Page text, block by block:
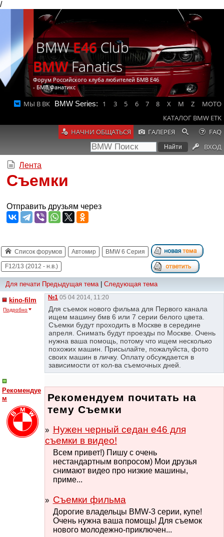
/
BMWE46Club
BMWFanatics
Форум Российского клуба любителей БМВ Е46
- БМВ Фанатикс
МЫ В ВК BMW Series: 1 3 5 6 7 8 X M Z
MOTO
КАТАЛОГ BMW ETK
НАЧНИ ОБЩАТЬСЯ
ГАЛЕРЕЯ
FAQ
ВХОД
Лента
Съемки
Отправить друзьям через
Список форумов Автомир BMW 6 Серия
F12/13 (2012 - н.в.)
Для печати Предыдущая тема| Следующая тема
kino-film
Подробно
№1 05 04 2014, 11:20
Для съемок нового фильма для Первого канала
ищем машину бмв 6 или 7 серии белого цвета.
Съемки будут проходить в Москве в середине
апреля. Снимать будут проезды по Москве. Очень
нужна ваша помощь, потому что ищем несколько
похожих машин. Присылайте, пожалуйста, фото
своих машин в личку. Оплату обсуждается в
зависимости от кол-ва съемочных дней.
Рекомендуе
м
Рекомендуем почитать на
тему Съемки
Нужен черный седан е46 для
съемки в видео!
Всем привет!) Пишу с очень
нестандартным вопросом) Мои друзья
снимают видео про низкие машины,
приме...
Съемки фильма
Дорогие владельцы BMW-3 серии, купе!
Очень нужна ваша помощь! Для съемок
нового молодежно-приключен...